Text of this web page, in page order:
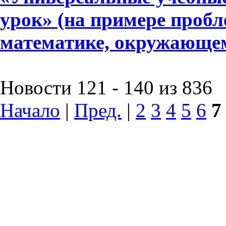
урок» (на примере
математике,
Новости 121 - 140 из 836
Начало | Пред. | 2 3 4 5 6 7